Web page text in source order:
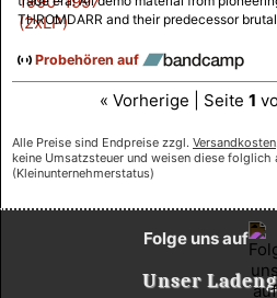
THROMDARR and their predecessor
Probehören auf
« Vorherige | Seite 1
Alle Preise sind Endpreise zzgl. Versandkosten
keine Umsatzsteuer und weisen diese folglich
(Kleinunternehmerstatus)
Unser
Folge uns auf